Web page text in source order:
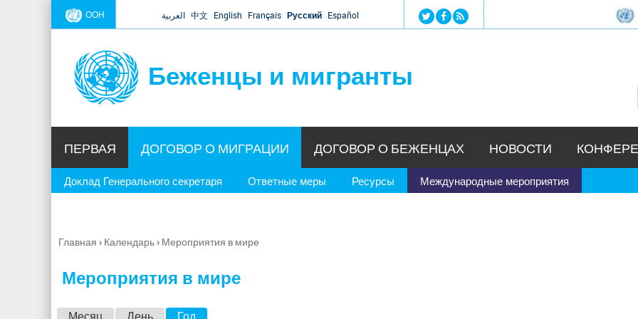
Jump to navigation
ООН العربية 中文 English Français Русский Español
Беженцы и мигранты
ПЕРВАЯ ДОГОВОР О МИГРАЦИИ
Доклад Генерального секретаря Ответные меры Ресурсы Международные мероприятия
ДОГОВОР О БЕЖЕНЦАХ НОВОСТИ
Вы
Главная › Календарь› Мероприятия в мире
Мероприятия в мире